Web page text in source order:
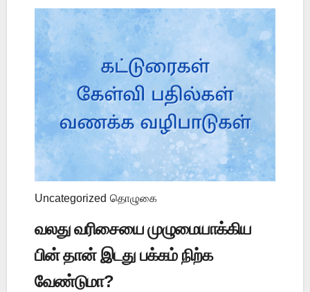
Uncategorized தொழுகை
வலது வரிசையை முழுமையாக்கிய
பின் தான் இடது பக்கம் நிற்க
வேண்டுமா?